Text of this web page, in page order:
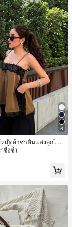
6
หญิงผ้าซาตินแต่งลูกไม้
ฤดูร้อนสีคากีมีรอยผ่าด้า
แบบสบายๆ
ใน สีกากี เสื้อสตรี เสื้อเบลาส์ & Tee
อซ้ำ!
ใน สีกากี เสื้อสตรี เสื้อเบลาส์ & Tee
ซื้อซ้ำ!
ใน สีกากี เสื้อสตรี เสื้อเบลาส์ & Tee
ซื้อซ้ำ!
อซ้ำ!